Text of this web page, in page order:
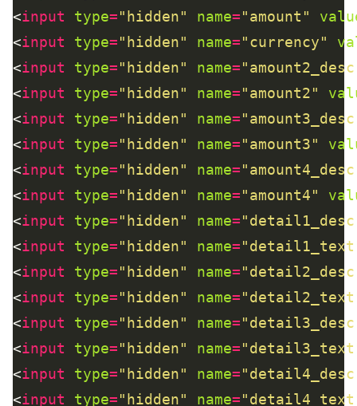
<input type="hidden" name="amount"
<input type="hidden" name="currency"
<input type="hidden" name=
<input type="hidden" name="amount2"
<input type="hidden" name=
<input type="hidden" name="amount3"
<input type="hidden" name=
<input type="hidden" name="amount4"
<input type="hidden" name=
<input type="hidden" name=
<input type="hidden" name=
<input type="hidden" name=
<input type="hidden" name=
<input type="hidden" name=
<input type="hidden" name=
<input type="hidden" name=